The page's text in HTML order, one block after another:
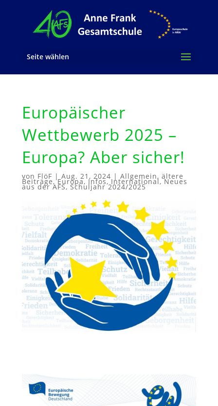
Seite wählen
Europäischer
Wettbewerb 2025 –
Europa? Aber sicher!
von FlöF | Aug. 21, 2024 | Allgemein, ältere
Beiträge,Europa,Infos,International,Neues
aus der AFS, Schuljahr 2024/2025